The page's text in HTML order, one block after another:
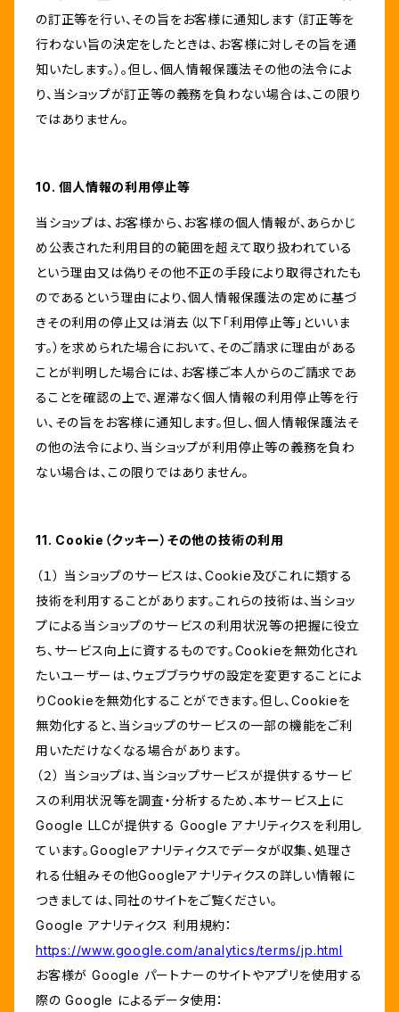
の訂正等を行い、その旨をお客様に通知します（訂正等を
行わない旨の決定をしたときは、お客様に対しその旨を通
知いたします。）。但し、個人情報保護法その他の法令によ
り、当ショップが訂正等の義務を負わない場合は、この限り
ではありません。
10. 個人情報の利用停止等
当ショップは、お客様から、お客様の個人情報が、あらかじ
め公表された利用目的の範囲を超えて取り扱われている
という理由又は偽りその他不正の手段により取得されたも
のであるという理由により、個人情報保護法の定めに基づ
きその利用の停止又は消去（以下「利用停止等」といいま
す。）を求められた場合において、そのご請求に理由がある
ことが判明した場合には、お客様ご本人からのご請求であ
ることを確認の上で、遅滞なく個人情報の利用停止等を行
い、その旨をお客様に通知します。但し、個人情報保護法そ
の他の法令により、当ショップが利用停止等の義務を負わ
ない場合は、この限りではありません。
11. Cookie（クッキー）その他の技術の利用
（１） 当ショップのサービスは、Cookie及びこれに類する
技術を利用することがあります。これらの技術は、当ショッ
プによる当ショップのサービスの利用状況等の把握に役立
ち、サービス向上に資するものです。Cookieを無効化され
たいユーザーは、ウェブブラウザの設定を変更することによ
りCookieを無効化することができます。但し、Cookieを
無効化すると、当ショップのサービスの一部の機能をご利
用いただけなくなる場合があります。
（２） 当ショップは、当ショップサービスが提供するサービ
スの利用状況等を調査・分析するため、本サービス上に
Google LLCが提供する Google アナリティクスを利用し
ています。Googleアナリティクスでデータが収集、処理さ
れる仕組みその他Googleアナリティクスの詳しい情報に
つきましては、同社のサイトをご覧ください。
Google アナリティクス 利用規約：
https://www.google.com/analytics/terms/jp.html
お客様が Google パートナーのサイトやアプリを使用する
際の Google によるデータ使用：